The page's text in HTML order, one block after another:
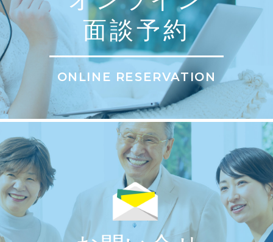
面談予約
ONLINE RESERVATION